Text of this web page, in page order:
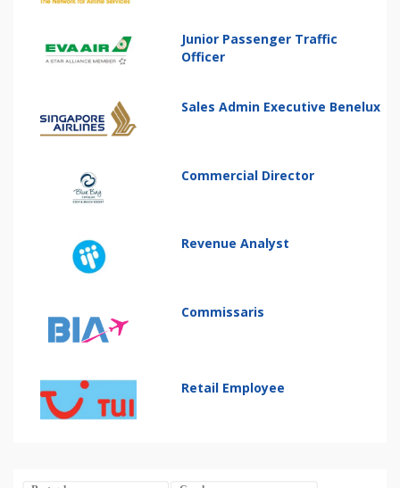
Junior Passenger Traffic
Officer
Sales Admin Executive Benelux
Commercial Director
Revenue Analyst
Commissaris
Retail Employee